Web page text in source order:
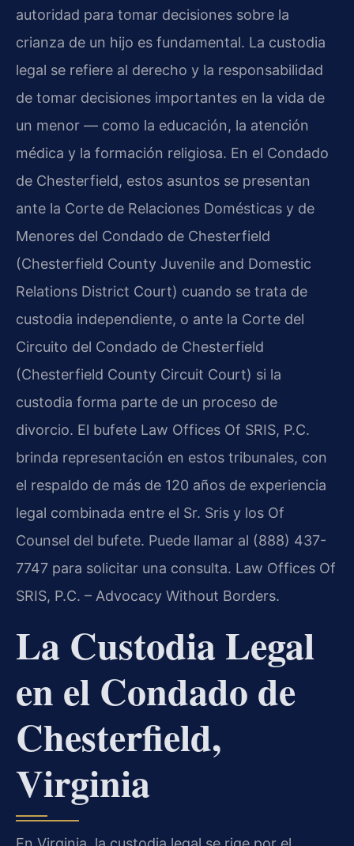
autoridad para tomar decisiones sobre la
crianza de un hijo es fundamental. La custodia
legal se refiere al derecho y la responsabilidad
de tomar decisiones importantes en la vida de
un menor — como la educación, la atención
médica y la formación religiosa. En el Condado
de Chesterfield, estos asuntos se presentan
ante la Corte de Relaciones Domésticas y de
Menores del Condado de Chesterfield
(Chesterfield County Juvenile and Domestic
Relations District Court) cuando se trata de
custodia independiente, o ante la Corte del
Circuito del Condado de Chesterfield
(Chesterfield County Circuit Court) si la
custodia forma parte de un proceso de
divorcio. El bufete Law Offices Of SRIS, P.C.
brinda representación en estos tribunales, con
el respaldo de más de 120 años de experiencia
legal combinada entre el Sr. Sris y los Of
Counsel del bufete. Puede llamar al (888) 437-
7747 para solicitar una consulta. Law Offices Of
SRIS, P.C. – Advocacy Without Borders.
La Custodia Legal
en el Condado de
Chesterfield,
Virginia